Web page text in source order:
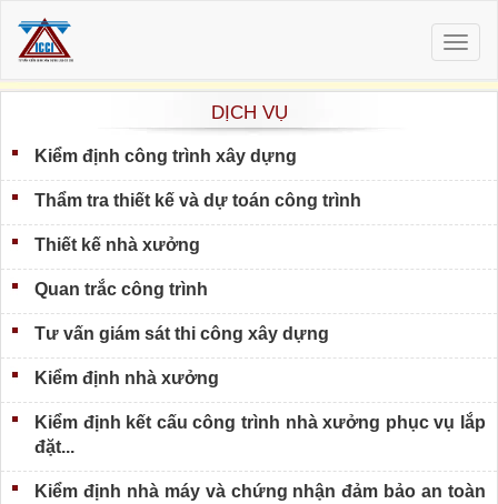
DỊCH VỤ
Kiểm định công trình xây dựng
Thẩm tra thiết kế và dự toán công trình
Thiết kế nhà xưởng
Quan trắc công trình
Tư vấn giám sát thi công xây dựng
Kiểm định nhà xưởng
Kiểm định kết cấu công trình nhà xưởng phục vụ lắp
đặt...
Kiểm định nhà máy và chứng nhận đảm bảo an toàn